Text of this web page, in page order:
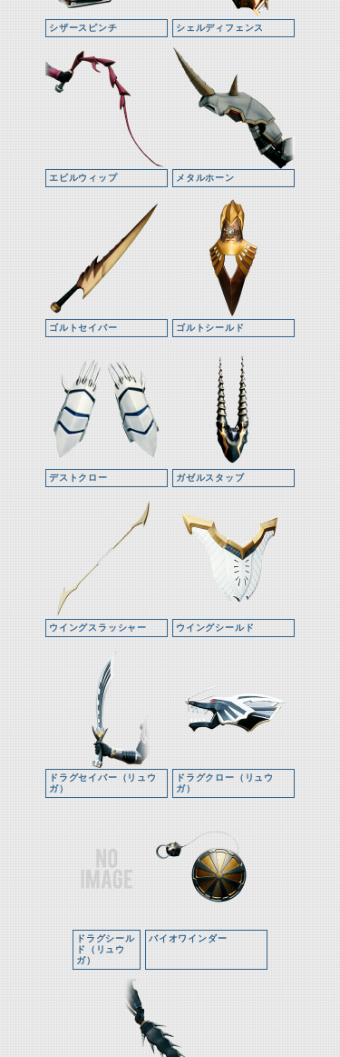
シザースピンチ シェルディフェンス
エビルウィップ メタルホーン
ゴルトセイバー ゴルトシールド
デストクロー ガゼルスタッブ
ウイングスラッシャー ウイングシールド
ドラグセイバー（リュウ
ガ）
ドラグクロー（リュウ
ガ）
ドラグシール
ド（リュウ
ガ）
バイオワインダー